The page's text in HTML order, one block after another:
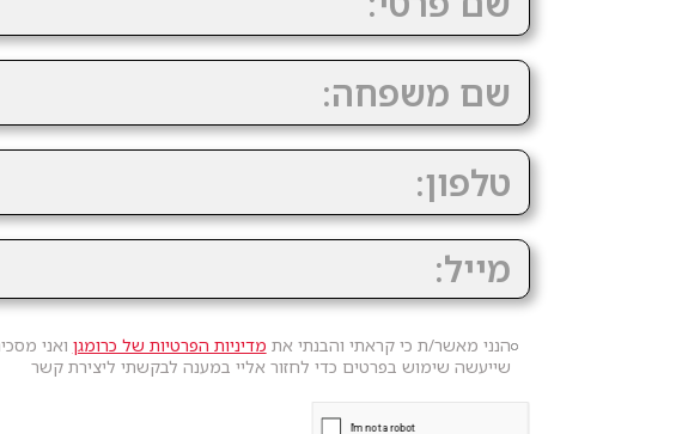
הנני מאשר/ת כי קראתי והבנתי את מדיניות הפרטיות של כרומגן ואני
שייעשה שימוש בפרטים כדי לחזור אליי במענה לבקשתי ליצירת קשר